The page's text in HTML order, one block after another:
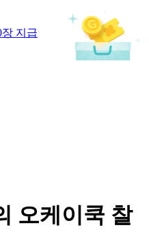
장 지급
오케이쿡 찰